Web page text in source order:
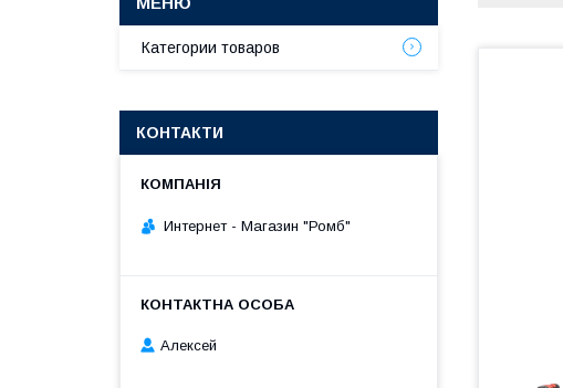
Категории товаров
КОНТАКТИ
Интернет - Магазин "Ромб"
Алексей